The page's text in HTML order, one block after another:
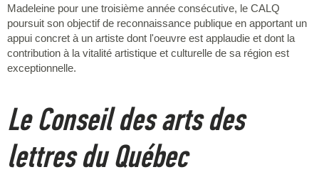
Madeleine pour une troisième année consécutive, le CALQ
poursuit son objectif de reconnaissance publique en apportant un
appui concret à un artiste dont l'oeuvre est applaudie et dont la
contribution à la vitalité artistique et culturelle de sa région est
exceptionnelle.
Le Conseil des arts des
lettres du Québec